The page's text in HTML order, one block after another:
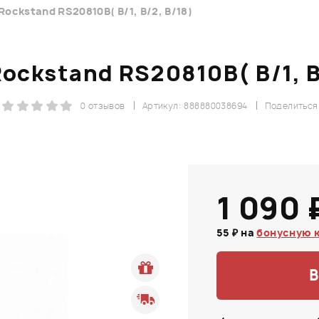
RS20810B( B/1, B/2, B/18)
RS20810B( B/1,
Поделиться
Артикул: 888880038694
0 отзывов
1 090
55 ₽ набонусную